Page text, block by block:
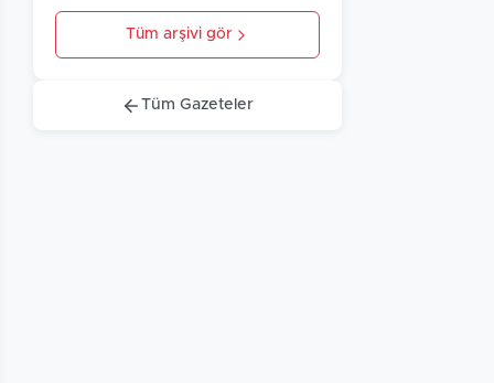
Tüm arşivi gör
Tüm Gazeteler